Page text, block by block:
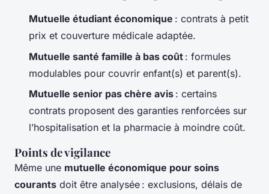
Mutuelle étudiant économique : contrats à petit
prix et couverture médicale adaptée.
Mutuelle santé famille à bas coût : formules
modulables pour couvrir enfant(s) et parent(s).
Mutuelle senior pas chère avis : certains
contrats proposent des garanties renforcées sur
l’hospitalisation et la pharmacie à moindre coût.
Points de vigilance
Même une mutuelle économique pour soins
courants doit être analysée : exclusions, délais de